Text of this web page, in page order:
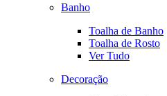
Banho
Toalha de Banho
Toalha de Rosto
Ver Tudo
Decoração